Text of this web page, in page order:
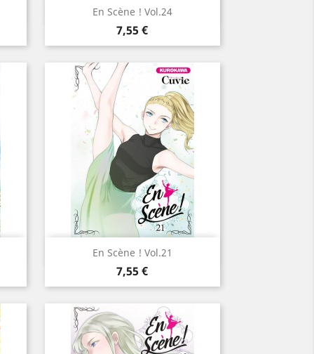
En Scène ! Vol.24
Prix
7,55 €
Aperçu rapide
En Scène ! Vol.21
Prix
7,55 €
Aperçu rapide